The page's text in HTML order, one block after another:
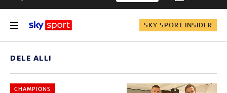
SKY SPORT INSIDER
DELE ALLI
CHAMPIONS